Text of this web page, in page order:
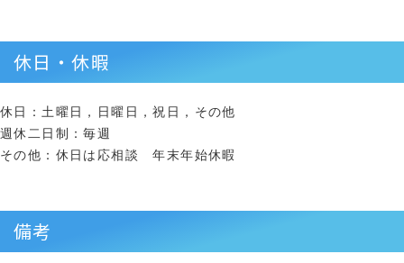
休日・休暇
休日：土曜日，日曜日，祝日，その他
週休二日制：毎週
その他：休日は応相談 年末年始休暇
備考